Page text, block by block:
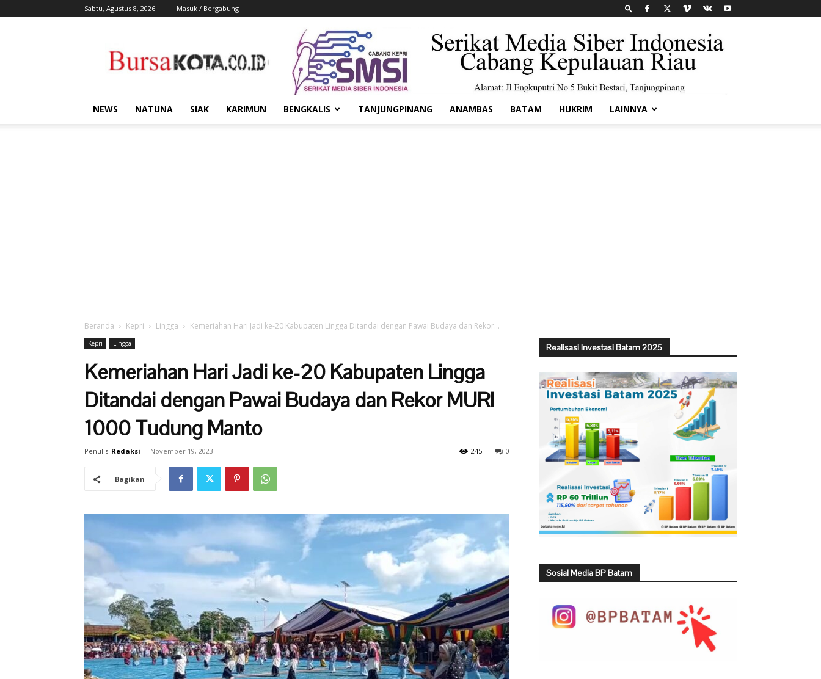
Sabtu, Agustus 8, 2026 Masuk / Bergabung
Kota
NEWS NATUNA SIAK KARIMUN BENGKALIS TANJUNGPINANG ANAMBAS BATAM HUKRIM LAINNYA
Beranda Kepri Lingga Kemeriahan Hari Jadi ke-20 Kabupaten Lingga Ditandai dengan Pawai Budaya dan Rekor...
Kepri Lingga
Kemeriahan Hari Jadi ke-20 Kabupaten Lingga
Ditandai dengan Pawai Budaya dan Rekor MURI
1000 Tudung Manto
Penulis Redaksi - November 19, 2023 0
245
Bagikan
Realisasi Investasi Batam 2025
Sosial Media BP Batam